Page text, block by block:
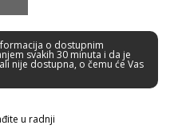
o dostupnim
svakih 30 minuta i da je
nije dostupna, o čemu će Vas
u radnji